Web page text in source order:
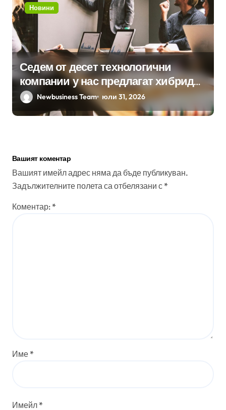
Новини
Седем от десет технологични
компании у нас предлагат хибридна
работаNewbusiness Team юли 31, 2026
Вашият коментар
Вашият имейл адрес няма да бъде публикуван.
Задължителните полета са отбелязани с *
Коментар: *
Име *
Имейл *